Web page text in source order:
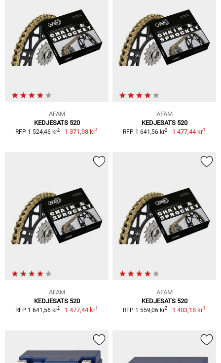
AFAM
KEDJESATS 520
RFP 1 524,46 kr2 1 371,98 kr1
AFAM
KEDJESATS 520
RFP 1 641,56 kr2 1 477,44 kr1
AFAM
KEDJESATS 520
RFP 1 641,56 kr2 1 477,44 kr1
AFAM
KEDJESATS 520
RFP 1 559,06 kr2 1 403,18 kr1